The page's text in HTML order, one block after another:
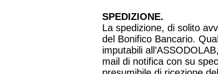
SPEDIZIONE.
La spedizione, di solito
del Bonifico Bancario.
imputabili
mail di notifica con su